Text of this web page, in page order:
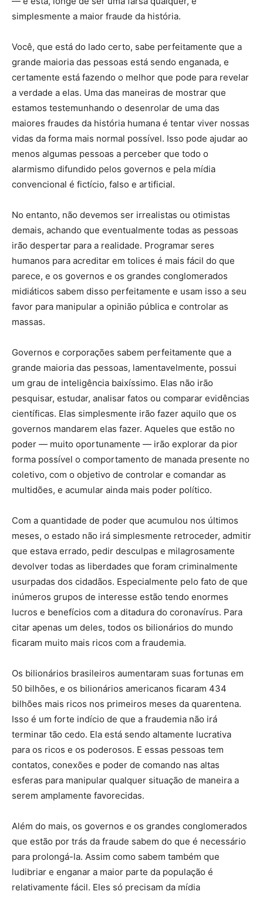
simplesmente a maior fraude da história.
Você, que está do lado certo, sabe perfeitamente que a
grande maioria das pessoas está sendo enganada, e
certamente está fazendo o melhor que pode para revelar
a verdade a elas. Uma das maneiras de mostrar que
estamos testemunhando o desenrolar de uma das
maiores fraudes da história humana é tentar viver nossas
vidas da forma mais normal possível. Isso pode ajudar ao
menos algumas pessoas a perceber que todo o
alarmismo difundido pelos governos e pela mídia
convencional é fictício, falso e artificial.
No entanto, não devemos ser irrealistas ou otimistas
demais, achando que eventualmente todas as pessoas
irão despertar para a realidade. Programar seres
humanos para acreditar em tolices é mais fácil do que
parece, e os governos e os grandes conglomerados
midiáticos sabem disso perfeitamente e usam isso a seu
favor para manipular a opinião pública e controlar as
massas.
Governos e corporações sabem perfeitamente que a
grande maioria das pessoas, lamentavelmente, possui
um grau de inteligência baixíssimo. Elas não irão
pesquisar, estudar, analisar fatos ou comparar evidências
científicas. Elas simplesmente irão fazer aquilo que os
governos mandarem elas fazer. Aqueles que estão no
poder — muito oportunamente — irão explorar da pior
forma possível o comportamento de manada presente no
coletivo, com o objetivo de controlar e comandar as
multidões, e acumular ainda mais poder político.
Com a quantidade de poder que acumulou nos últimos
meses, o estado não irá simplesmente retroceder, admitir
que estava errado, pedir desculpas e milagrosamente
devolver todas as liberdades que foram criminalmente
usurpadas dos cidadãos. Especialmente pelo fato de que
inúmeros grupos de interesse estão tendo enormes
lucros e benefícios com a ditadura do coronavírus. Para
citar apenas um deles, todos os bilionários do mundo
ficaram muito mais ricos com a fraudemia.
Os bilionários brasileiros aumentaram suas fortunas em
50 bilhões, e os bilionários americanos ficaram 434
bilhões mais ricos nos primeiros meses da quarentena.
Isso é um forte indício de que a fraudemia não irá
terminar tão cedo. Ela está sendo altamente lucrativa
para os ricos e os poderosos. E essas pessoas tem
contatos, conexões e poder de comando nas altas
esferas para manipular qualquer situação de maneira a
serem amplamente favorecidas.
Além do mais, os governos e os grandes conglomerados
que estão por trás da fraude sabem do que é necessário
para prolongá-la. Assim como sabem também que
ludibriar e enganar a maior parte da população é
relativamente fácil. Eles só precisam da mídia